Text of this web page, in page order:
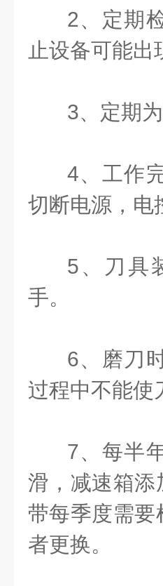
2、定期
止设备可能
3、定期
4、工作
切断电源，电
5、刀具
手。
6、磨刀
过程中不能使
7、每半
滑，减速箱添
带每季度需要
者更换。